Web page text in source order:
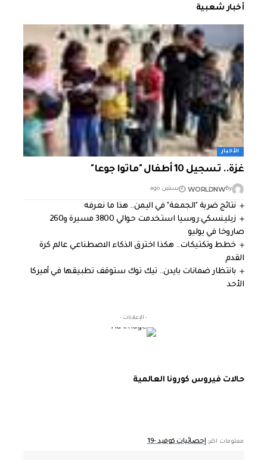
أخبار شعبية
الأخبار
غزة.. تسجيل 10 أطفال "ماتوا جوعا"
By
WORLDNW سنتين ago
نتائج ضربة "الجمعة" في اليمن.. هذا ما نعرفه
زيلينسكي:روسيا استخدمت حوالي 3800 مسيرة و260
صاروخا في يوليو
خطط وتكتيكات.. هكذا اخترق الذكاء الاصطناعي عالم كرة
القدم
بانتظار ضمانات بايدن.. تيك توك ستوقف تطبيقها في أميركا
الأحد
- الإعلانات -
حالات فيروس كورونا العالمية
معلومات اكثر:إحصائيات كوفيد -19